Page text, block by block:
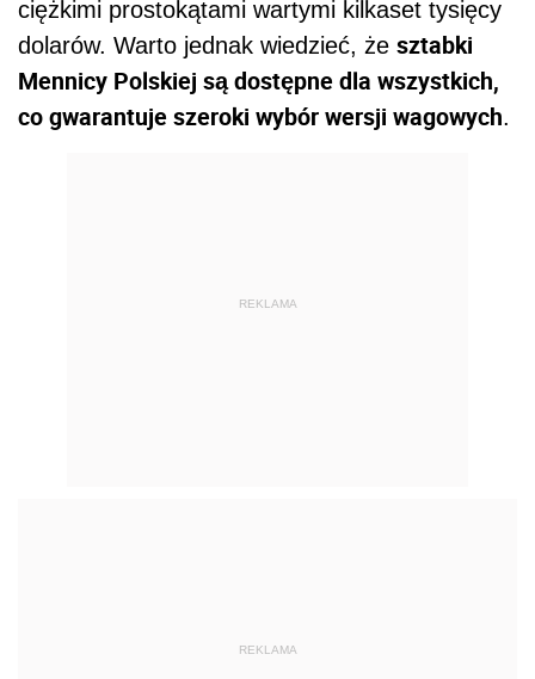
ciężkimi prostokątami wartymi kilkaset tysięcy
dolarów. Warto jednak wiedzieć, że sztabki
Mennicy Polskiej są dostępne dla wszystkich,
co gwarantuje szeroki wybór wersji wagowych.
REKLAMA
takie wersje wagowe, jak 1 g, 2 g, 5 g czy 10